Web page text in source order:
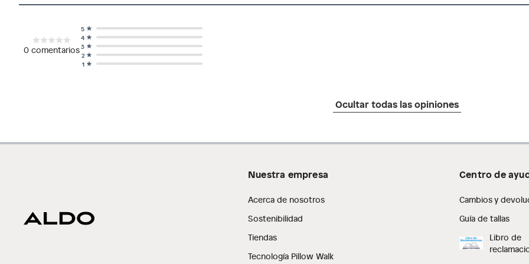
0 comentarios
1
2
3
4
5
Ocultar todas las opiniones
Nuestra empresa
Acerca de nosotros
Sostenibilidad
Tiendas
Tecnología Pillow Walk
Centro de
Cambios y
Guía de tallas
Libro de